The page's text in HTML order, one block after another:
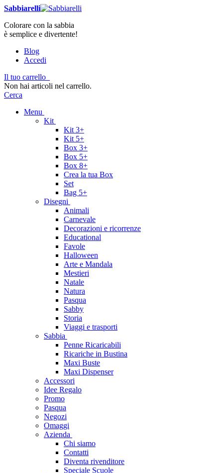
Sabbiarelli
Colorare con la sabbia
è semplice e divertente!
Blog
Accedi
Il tuo carrello
Non hai articoli nel carrello.
Cerca
Menu
Kit
Kit 3+
Kit 5+
Box 3+
Box 5+
Box 8+
Crea la tua Box
Set
Bag 5+
Disegni
Animali
Carnevale
Decorazioni e ricorrenze
Educational
Favole
Halloween
Arte e Mandala
Mestieri
Natale
Natura
Pasqua
Sabby
Storia
Viaggi e trasporti
Sabbia
Penne Ricaricabili
Ricariche in Bustina
Maxi Buste
Maxi Dispenser
Accessori
Idee Regalo
Promo
Pasqua
Negozi
Omaggi
Azienda
Chi siamo
Contatti
Diventa rivenditore
Speciale Scuole